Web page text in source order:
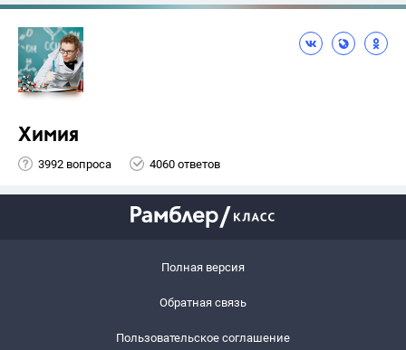
Химия
3992 вопроса 4060 ответов
Полная версия
Обратная связь
Пользовательское соглашение